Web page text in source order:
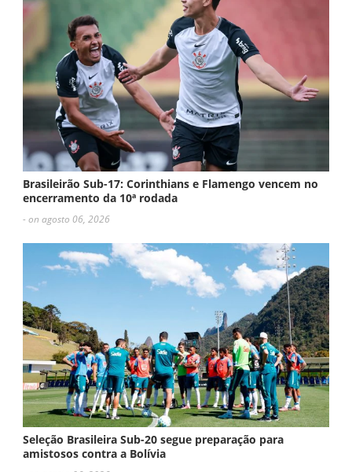
Brasileirão Sub-17: Corinthians e Flamengo vencem no
encerramento da 10ª rodada
- on agosto 06, 2026
Seleção Brasileira Sub-20 segue preparação para
amistosos contra a Bolívia